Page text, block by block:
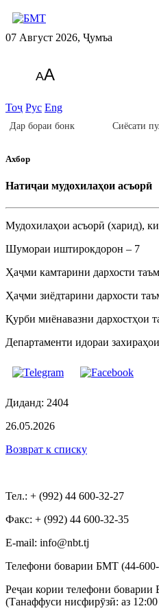
07 Август 2026, Ҷумъа
AA
Тоҷ Рус Eng
Дар бораи бонк Сиёсати
Ахбор
Натиҷаи мудохилаҳои асъорӣ
Мудохилаҳои асъорӣ (харид),
Шумораи иштирокдорон – 7
Ҳаҷми камтарини дархости
Ҳаҷми зиёдтарини дархости
Қурби миёнавазни дархостҳои
Департаменти идораи
Диданд: 2404
26.05.2026
Возврат к списку
Тел.: + (992) 44 600-32-27
Факс: + (992) 44 600-32-35
Е-mail: info@nbt.tj
Телефони боварии БМТ (44-
Реҷаи кории телефони
(Танаффуси нисфирӯзӣ: аз